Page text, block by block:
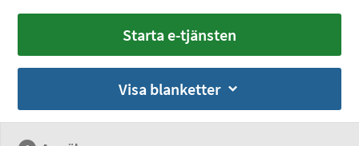
Starta e-tjänsten
Visa blanketter